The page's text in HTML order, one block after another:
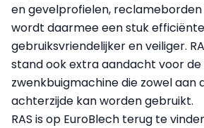
en gevelprofielen,
wordt daarmee een stuk
gebruiksvriendelijker en veiliger.
stand ook extra aandacht voor de
zwenkbuigmachine die zowel aan
achterzijde kan worden gebruikt.
RAS is op EuroBlech terug te